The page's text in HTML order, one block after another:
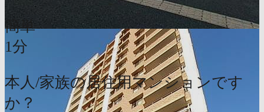
簡単
1分
本人/家族の居住用マンションです
か？